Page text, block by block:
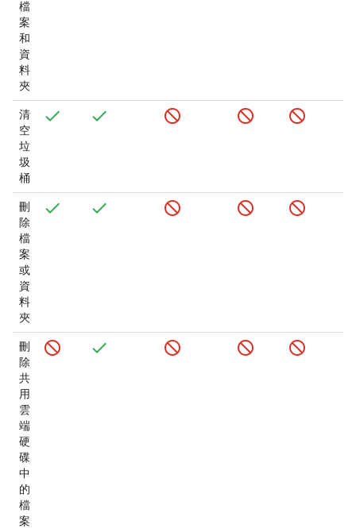
檔
案
和
資
料
夾
清
空
垃
圾
桶
刪
除
檔
案
或
資
料
夾
刪
除
共
用
雲
端
硬
碟
中
的
檔
案